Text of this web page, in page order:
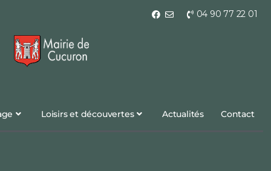
04 90 77 22 01
Loisirs et découvertes Actualités Contact